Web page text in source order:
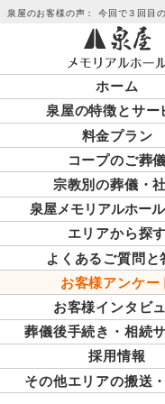
泉屋のお客様の声： 今回で３回目
ホーム
泉屋の特徴とサー
料金プラン
コープのご葬儀
宗教別の葬儀・
泉屋メモリアルホー
エリアから探す
よくあるご質問と
お客様アンケー
お客様インタビ
葬儀後手続き・相続
採用情報
その他エリアの搬送